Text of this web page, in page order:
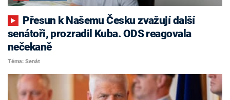
senátoři, prozradil Kuba. ODS reagovala
nečekaně
Téma: Senát